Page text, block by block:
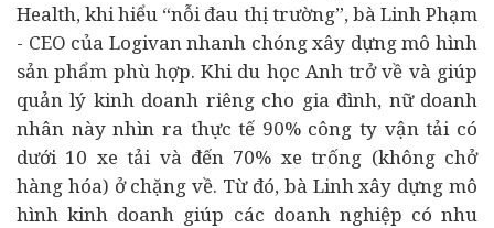
Health, khi hiểu “nỗi đau thị trường”, bà Linh Phạm
- CEO của Logivan nhanh chóng xây dựng mô hình
sản phẩm phù hợp. Khi du học Anh trở về và giúp
quản lý kinh doanh riêng cho gia đình, nữ doanh
nhân này nhìn ra thực tế 90% công ty vận tải có
dưới 10 xe tải và đến 70% xe trống (không chở
hàng hóa) ở chặng về. Từ đó, bà Linh xây dựng mô
hình kinh doanh giúp các doanh nghiệp có nhu